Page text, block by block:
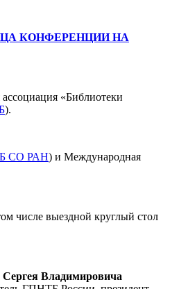
КОНФЕРЕНЦИИ НА
«Библиотеки
).
СО РАН) и Международная
числе выездной круглый стол
Сергея Владимировича